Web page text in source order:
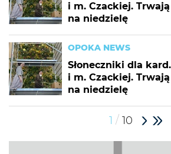
i m. Czackiej.
na niedzielę
OPOKA NEWS
Słoneczniki dla
i m. Czackiej.
na niedzielę
1 / 10